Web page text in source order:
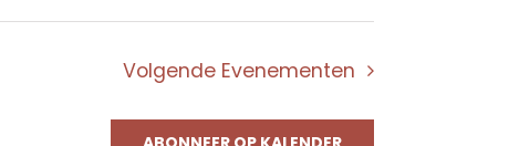
Volgende Evenementen